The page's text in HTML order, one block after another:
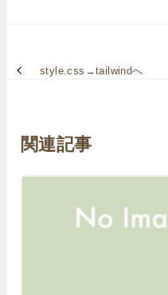
style.css→tailwindへ
関連記事